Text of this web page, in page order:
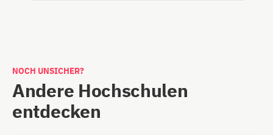
NOCH UNSICHER?
Andere Hochschulen
entdecken